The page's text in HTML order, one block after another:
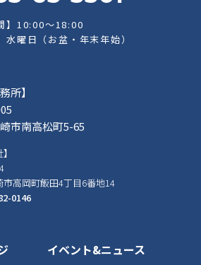
】10:00～18:00
水曜日（お盆・年末年始）
所】
市南高松町5-65
市高岡町飯田4丁目6番地14
0146
イベント&ニュース